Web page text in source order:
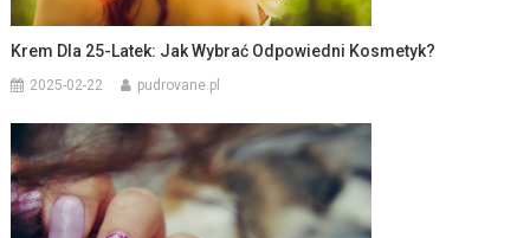
Krem Dla 25-Latek: Jak Wybrać Odpowiedni Kosmetyk?
2025-02-22 pudrovane.pl